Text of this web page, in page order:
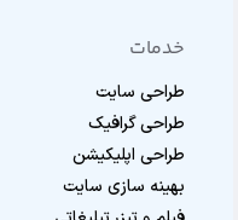
خدمات
طراحی سایت
طراحی گرافیک
طراحی اپلیکیشن
بهینه سازی سایت